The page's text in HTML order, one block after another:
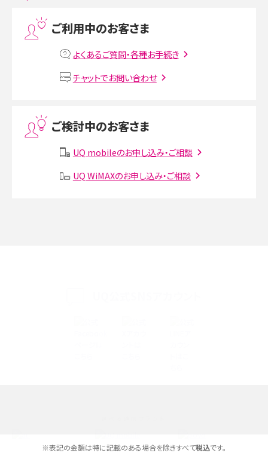
MNOとは？MVNOやMVNEとの違いやメリット・デメリットを解説
VPN接続とは？仕組みや必要性、メリット・デメリット、接続方法を解説
Instagram（インスタグラム）でスクショするとバレる？バレるケースや撮り方も解
SMSとは？料金やできること、注意点や届かない時の対処法を解説
高校生にスマホ制限は必要？所持率やメリット・デメリットを詳しく紹介
ご利用中のお客さま
よくあるご質問・各種お手続き
チャットでお問い合わせ
ご検討中のお客さま
UQ mobileのお申し込み・ご相談
UQ WiMAXのお申し込み・ご相談
※表記の金額は特に記載のある場合を除きすべて税込です。